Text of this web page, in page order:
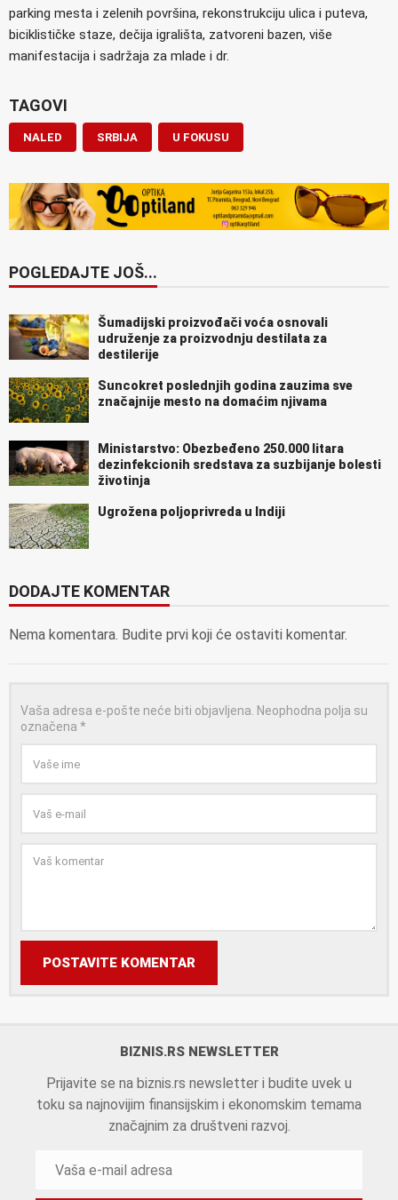
parking mesta i zelenih površina, rekonstrukciju ulica i puteva,
biciklističke staze, dečija igrališta, zatvoreni bazen, više
manifestacija i sadržaja za mlade i dr.
TAGOVI
NALED SRBIJA U FOKUSU
POGLEDAJTE JOŠ...
Šumadijski proizvođači voća osnovali
udruženje za proizvodnju destilata za
destilerije
Suncokret poslednjih godina zauzima sve
značajnije mesto na domaćim njivama
Ministarstvo: Obezbeđeno 250.000 litara
dezinfekcionih sredstava za suzbijanje bolesti
životinja
Ugrožena poljoprivreda u Indiji
DODAJTE KOMENTAR
Nema komentara. Budite prvi koji će ostaviti komentar.
Vaša adresa e-pošte neće biti objavljena. Neophodna polja su
označena *
POSTAVITE KOMENTAR
BIZNIS.RS NEWSLETTER
Prijavite se na biznis.rs newsletter i budite uvek u
toku sa najnovijim finansijskim i ekonomskim temama
značajnim za društveni razvoj.